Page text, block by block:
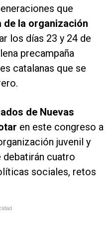
que
de la organización
los días 23 y 24 de
precampaña
catalanas que se
de Nuevas
en este congreso a
juvenil y
debatirán cuatro
sociales, retos